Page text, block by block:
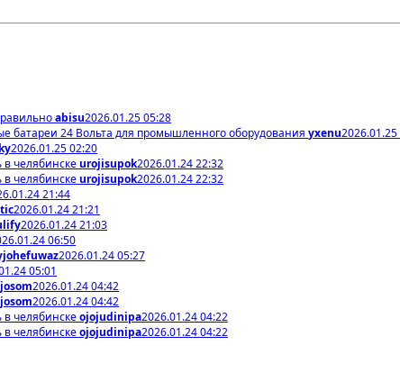
abisu2026.01.25 05:28
батареи 24 Вольта для промышленного оборудования yxenu2026.01.25
2026.01.25 02:20
в челябинскеurojisupok2026.01.24 22:32
в челябинскеurojisupok2026.01.24 22:32
21:44
2026.01.24 21:21
2026.01.24 21:03
06:50
2026.01.24 05:27
05:01
2026.01.24 04:42
2026.01.24 04:42
в челябинскеojojudinipa2026.01.24 04:22
в челябинскеojojudinipa2026.01.24 04:22